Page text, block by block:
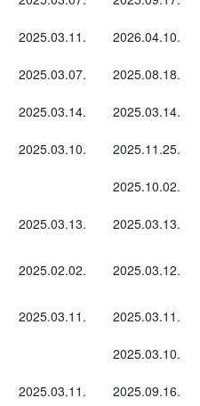
2025.03.11.
2026.04.10.
2025.03.07.
2025.08.18.
2025.03.14.
2025.03.14.
2025.03.10.
2025.11.25.
2025.10.02.
2025.03.13. 2025.03.13.
2025.02.02. 2025.03.12.
2025.03.11.
2025.03.11.
2025.03.10.
2025.03.11.
2025.09.16.